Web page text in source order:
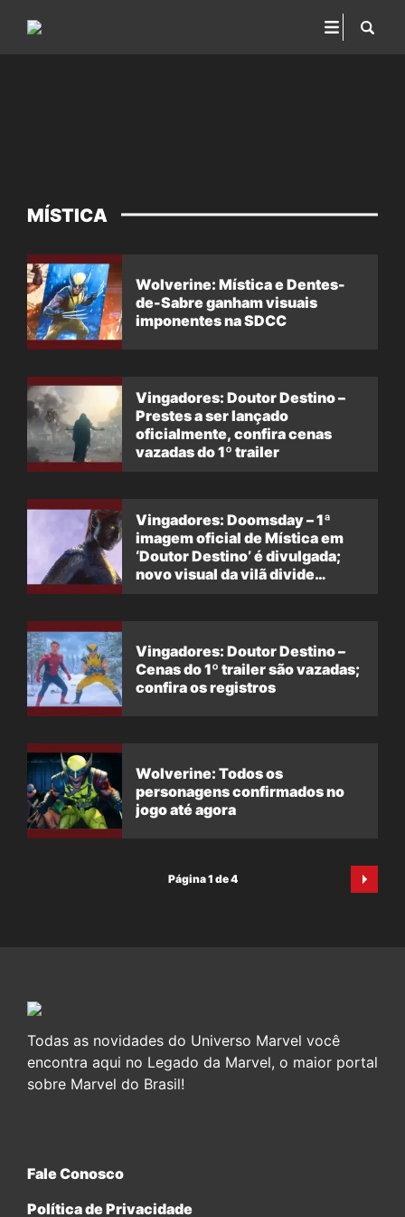
MÍSTICA
Wolverine: Mística e Dentes-
de-Sabre ganham visuais
imponentes na SDCC
Vingadores: Doutor Destino –
Prestes a ser lançado
oficialmente, confira cenas
vazadas do 1º trailer
Vingadores: Doomsday – 1ª
imagem oficial de Mística em
‘Doutor Destino’ é divulgada;
novo visual da vilã divide
Vingadores: Doutor Destino –
Cenas do 1º trailer são vazadas;
confira os registros
Wolverine: Todos os
personagens confirmados no
jogo até agora
Página 1 de 4
Todas as novidades do Universo Marvel você
encontra aqui no Legado da Marvel, o maior portal
sobre Marvel do Brasil!
Fale Conosco
Política de Privacidade